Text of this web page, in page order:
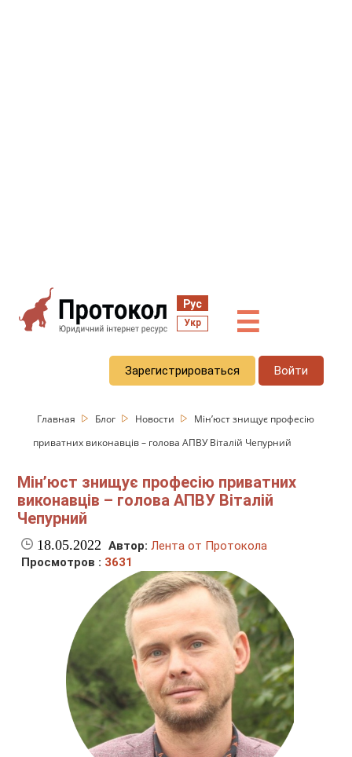
Рус
Укр ☰
Зарегистрироваться Войти
Главная Блог Новости
Мін’юст знищує професію
приватних виконавців – голова АПВУ Віталій Чепурний
Мін’юст знищує професію приватних
виконавців – голова АПВУ Віталій
Чепурний
18.05.2022 Автор: Лента от Протокола
Просмотров : 3631